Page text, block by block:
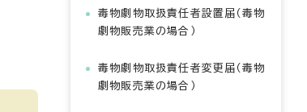
毒物劇物取扱責任者設置届（毒物
劇物販売業の場合）
毒物劇物取扱責任者変更届（毒物
劇物販売業の場合）